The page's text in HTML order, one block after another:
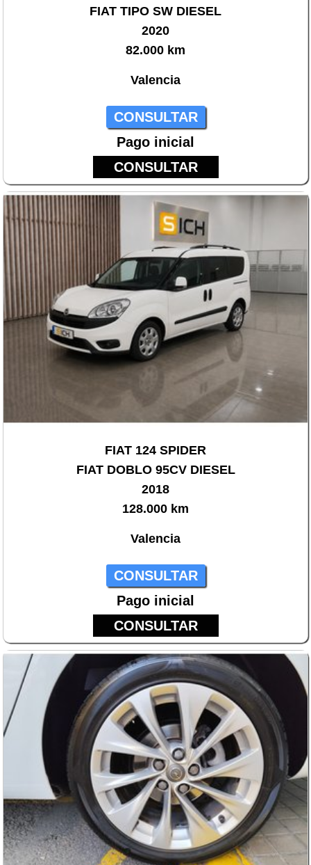
FIAT TIPO SW DIESEL
2020
82.000 km
Valencia
CONSULTAR
Pago inicial
CONSULTAR
FIAT 124 SPIDER
FIAT DOBLO 95CV DIESEL
2018
128.000 km
Valencia
CONSULTAR
Pago inicial
CONSULTAR